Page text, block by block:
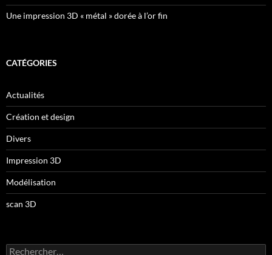
Une impression 3D « métal » dorée à l’or fin
CATÉGORIES
Actualités
Création et design
Divers
Impression 3D
Modélisation
scan 3D
Rechercher :